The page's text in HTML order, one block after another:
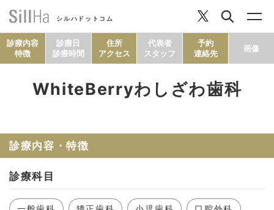
シルハドットコム
診療内容
特徴
診療日
診療時間
住所
アクセス
代表者
スタッフ
予約
連絡先
画像
WhiteBerryわしざわ歯科
診療内容・特徴
診療科目